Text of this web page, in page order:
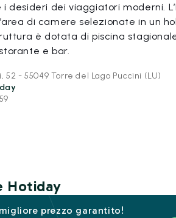
desideri dei viaggiatori moderni.
di camere selezionate in un
è dotata di piscina
e bar.
52 - 55049 Torre del Lago Puccini (LU)
Hotiday
prezzo garantito!